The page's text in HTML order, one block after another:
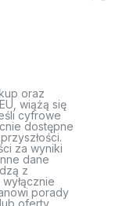
oraz
wiążą się
cyfrowe
dostępne
za wyniki
dane
z
porady
oferty